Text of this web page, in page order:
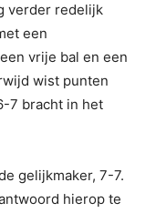
verder redelijk
een
vrije bal en een
wist punten
7 bracht in het
gelijkmaker, 7-7.
hierop te